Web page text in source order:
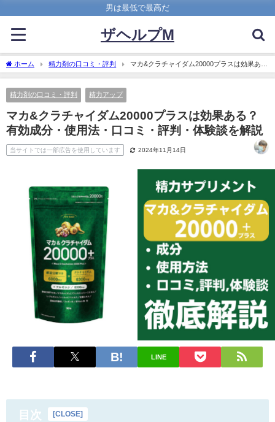
男は最低で最高だ
ザヘルプM
ホーム 精力剤の口コミ・評判
マカ&クラチャイダム20000プラスは効果あ
る？有効成分・使用法・口コミ・評判・体験談を解説
精力剤の口コミ・評判 精力アップ
マカ&クラチャイダム20000プラスは効果ある？
有効成分・使用法・口コミ・評判・体験談を解説
当サイトでは一部広告を使用しています 2024年11月14日
LINE
目次 [CLOSE]